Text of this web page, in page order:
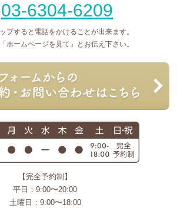
03-6304-6209
プすると電話をかけることが出来ます。
ホームページを見て」とお伝え下さい。
【完全予約制】
平日：9:00〜20:00
土曜日：9:00〜18:00